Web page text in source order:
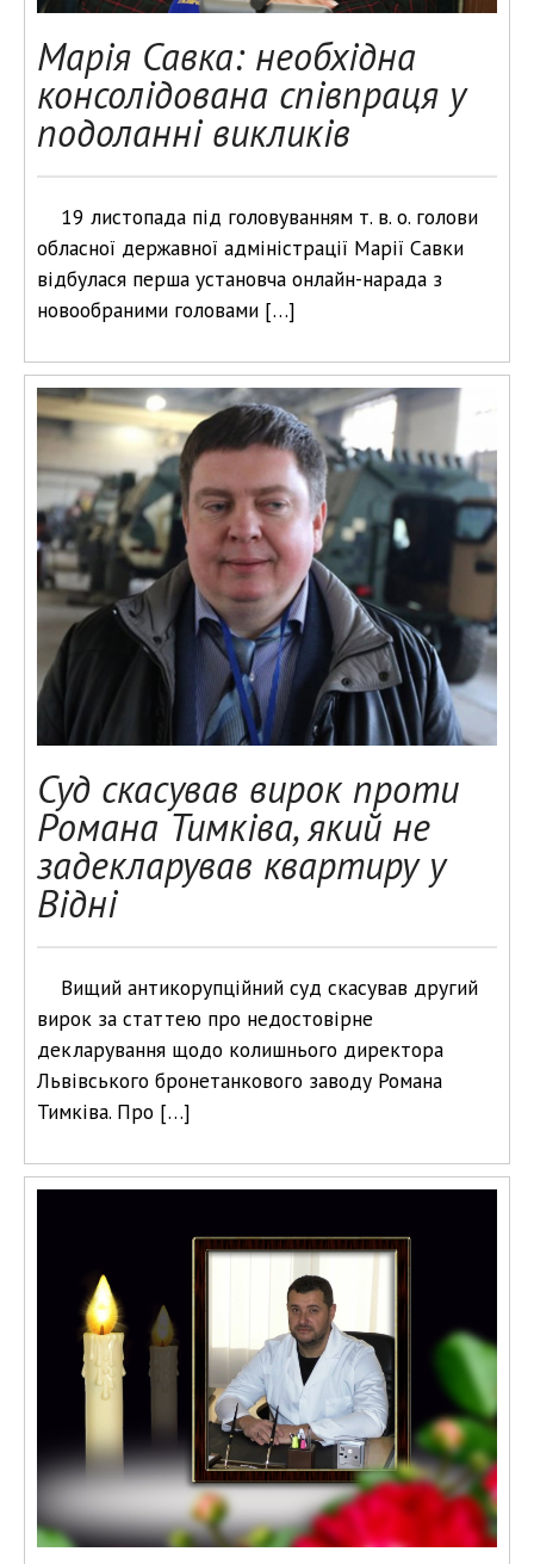
Марія Савка: необхідна
консолідована співпраця у
подоланні викликів
19 листопада під головуванням т. в. о. голови
обласної державної адміністрації Марії Савки
відбулася перша установча онлайн-нарада з
новообраними головами […]
Суд скасував вирок проти
Романа Тимківа, який не
задекларував квартиру у
Відні
Вищий антикорупційний суд скасував другий
вирок за статтею про недостовірне
декларування щодо колишнього директора
Львівського бронетанкового заводу Романа
Тимківа. Про […]